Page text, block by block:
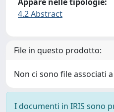
4.2 Abstract
File in questo prodotto:
Non ci sono file associati
I documenti in IRIS sono